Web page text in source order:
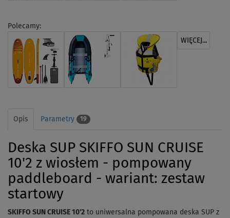
Polecamy:
WIĘCEJ...
Opis Parametry 19
Deska SUP SKIFFO SUN CRUISE
10'2 z wiosłem - pompowany
paddleboard - wariant: zestaw
startowy
SKIFFO SUN CRUISE 10'2 to uniwersalna pompowana deska SUP z